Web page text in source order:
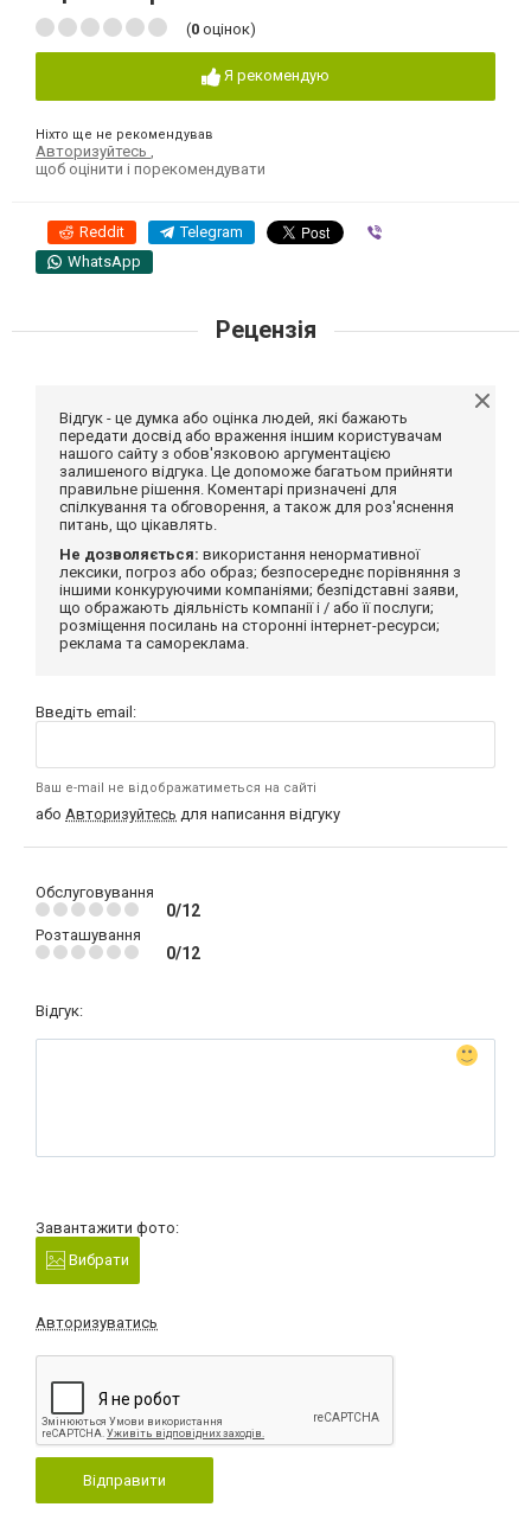
(0 оцінок)
Я рекомендую
Ніхто ще не рекомендував
Авторизуйтесь
щоб оцінити і порекомендувати
Reddit Telegram
WhatsApp
Рецензія
Відгук - це думка або оцінка людей, які бажають
передати досвід або враження іншим користувачам
нашого сайту з обов'язковою аргументацією
залишеного відгука. Це допоможе багатьом прийняти
правильне рішення. Коментарі призначені для
спілкування та обговорення, а також для роз'яснення
питань, що цікавлять.
Не дозволяється: використання ненормативної
лексики, погроз або образ; безпосереднє порівняння з
іншими конкуруючими компаніями; безпідставні заяви,
що ображають діяльність компанії і / або її послуги;
розміщення посилань на сторонні інтернет-ресурси;
реклама та самореклама.
Введіть email:
Ваш e-mail не відображатиметься на сайті
або Авторизуйтесь для написання відгуку
Обслуговування
0/12
Розташування
0/12
Відгук:
Завантажити фото:
Вибрати
Авторизуватись
Відправити